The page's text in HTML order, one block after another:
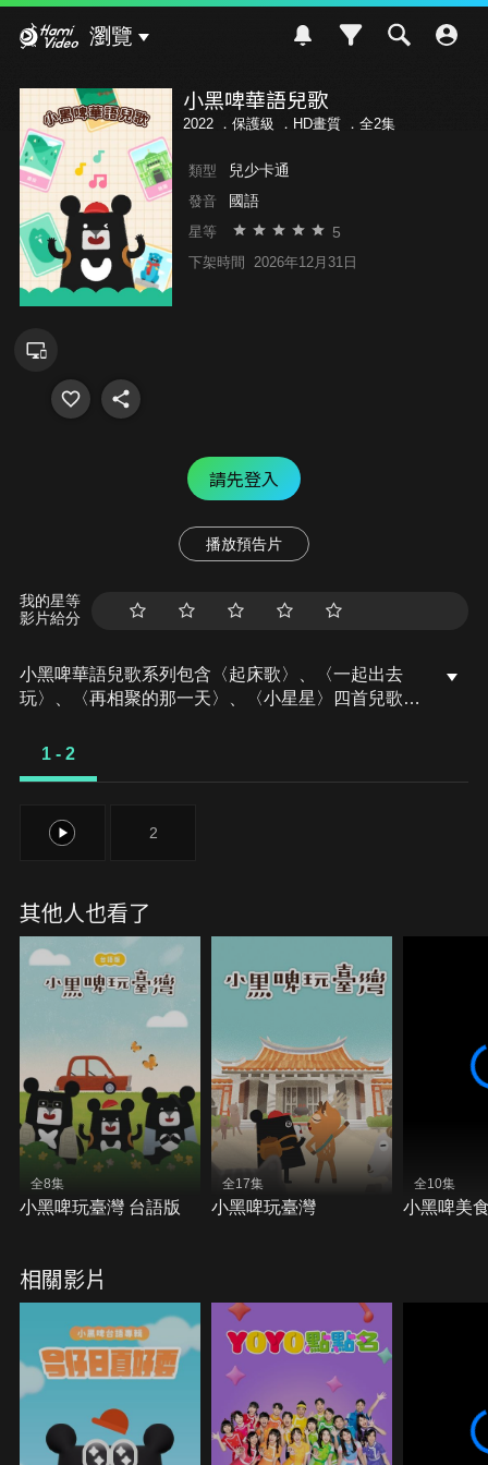
瀏覽
小黑啤華語兒歌
2022 ． 保護級 ．HD畫質 ．全2集
類型 兒少卡通
發音 國語
星等 5
下架時間 2026年12月31日
請先登入
播放預告片
我的星等
影片給分
小黑啤華語兒歌系列包含〈起床歌〉、〈一起出去
玩〉、〈再相聚的那一天〉、〈小星星〉四首兒歌，
1 - 2
1 2
其他人也看了
全8集
小黑啤玩臺灣 台語版
全17集
小黑啤玩臺灣
全10集
小黑啤美
相關影片